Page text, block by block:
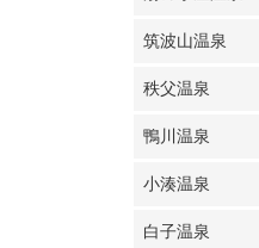
筑波山温泉
秩父温泉
鴨川温泉
小湊温泉
白子温泉